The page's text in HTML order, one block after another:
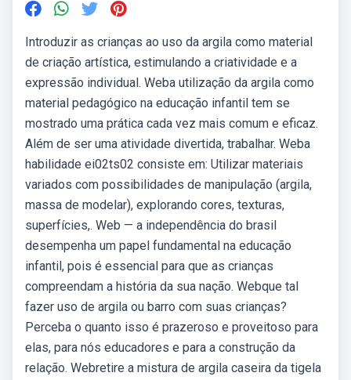
Introduzir as crianças ao uso da argila como material
de criação artística, estimulando a criatividade e a
expressão individual. Weba utilização da argila como
material pedagógico na educação infantil tem se
mostrado uma prática cada vez mais comum e eficaz.
Além de ser uma atividade divertida, trabalhar. Weba
habilidade ei02ts02 consiste em: Utilizar materiais
variados com possibilidades de manipulação (argila,
massa de modelar), explorando cores, texturas,
superfícies,. Web — a independência do brasil
desempenha um papel fundamental na educação
infantil, pois é essencial para que as crianças
compreendam a história da sua nação. Webque tal
fazer uso de argila ou barro com suas crianças?
Perceba o quanto isso é prazeroso e proveitoso para
elas, para nós educadores e para a construção da
relação. Webretire a mistura de argila caseira da tigela